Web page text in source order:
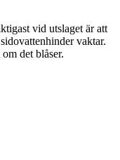
vid utslaget är att
vaktar.
det blåser.